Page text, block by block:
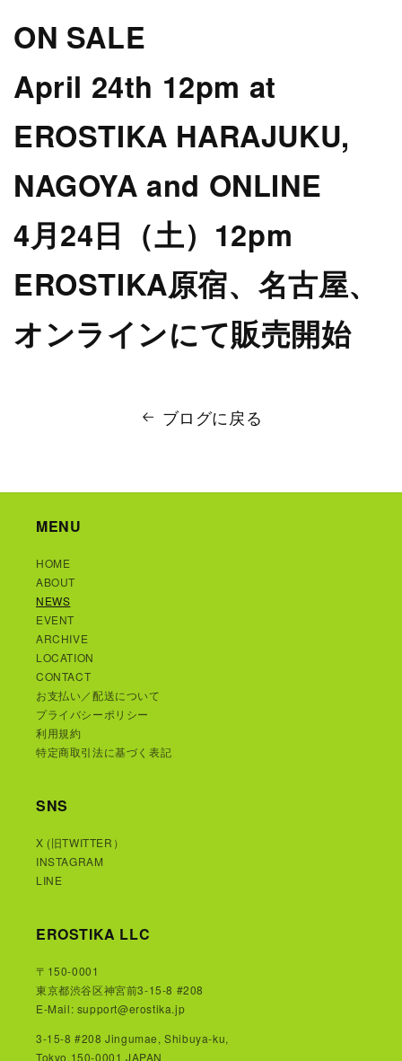
ON SALE
April 24th 12pm at
EROSTIKA HARAJUKU,
NAGOYA and ONLINE
4月24日（土）12pm
EROSTIKA原宿、名古屋、
オンラインにて販売開始
ブログに戻る
MENU
HOME
ABOUT
NEWS
EVENT
ARCHIVE
LOCATION
CONTACT
お支払い／配送について
プライバシーポリシー
利用規約
特定商取引法に基づく表記
SNS
X (旧TWITTER）
INSTAGRAM
LINE
EROSTIKA LLC
〒150-0001
東京都渋谷区神宮前3-15-8 #208
E-Mail: support@erostika.jp
3-15-8 #208 Jingumae, Shibuya-ku,
Tokyo,150-0001 JAPAN